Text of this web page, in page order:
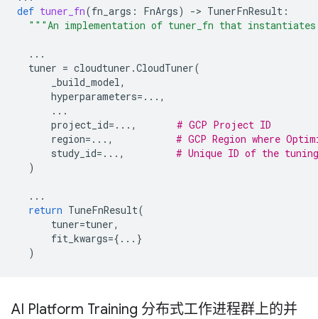
def tuner_fn(fn_args : FnArgs) -> TunerFnResult :
"""An implementation of tuner_fn that
...
tuner = cloudtuner .CloudTuner(
_build_model,
hyperparameters=... ,
...
project_id=... ,
# GCP Project ID
region=... ,
# GCP Region where
study_id=... ,
# Unique ID of the
)
...
return TuneFnResult(
tuner=tuner,
fit_kwargs={ ... }
)
AI Platform Training 分布式工作进程群上的并